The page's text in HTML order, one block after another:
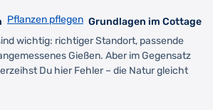
Pflanzen pflegen Grundlagen im Cottage
wichtig: richtiger Standort, passende
Gießen. Aber im Gegensatz
Du hier Fehler – die Natur gleicht